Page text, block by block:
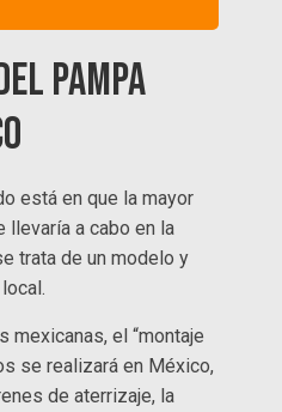
Pampa
está en que la mayor
llevaría a cabo en la
trata de un modelo y
mexicanas, el “montaje
se realizará en México,
de aterrizaje, la